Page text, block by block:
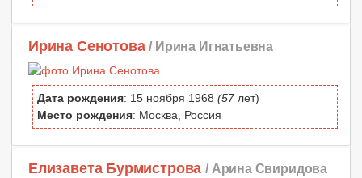
Ирина Сенотова / Ирина Игнатьевна
Дата рождения: 15 ноября 1968 (57лет)
Место рождения: Москва, Россия
Елизавета Бурмистрова / Арина Свиридова